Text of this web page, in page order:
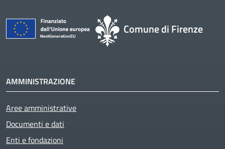
Comune di Firenze
AMMINISTRAZIONE
Aree amministrative
Documenti e dati
Enti e fondazioni